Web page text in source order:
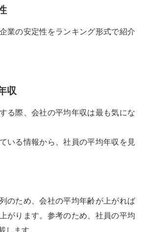
業の安定性をランキング形式で紹介
収
る際、会社の平均年収は最も気にな
いる情報から、社員の平均年収を見
のため、会社の平均年齢が上がれば
がります。参考のため、社員の平均